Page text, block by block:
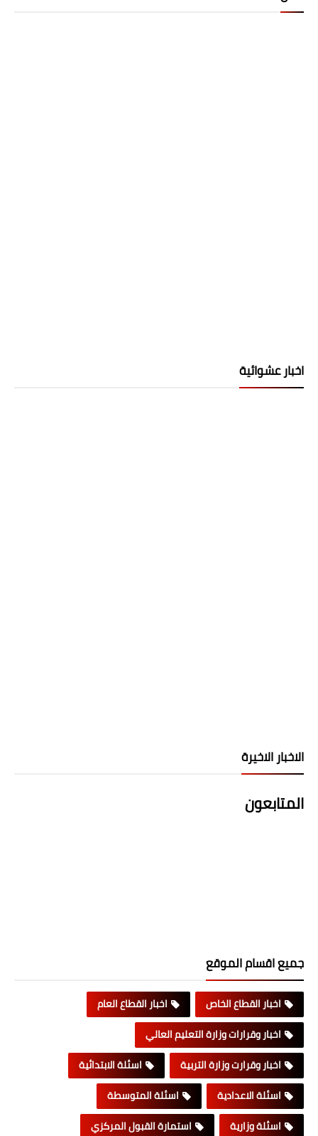
اخبار عشوائية
الاخبار الاخيرة
المتابعون
جميع اقسام الموقع
اخبار القطاع الخاص
اخبار القطاع العام
اخبار وقرارات وزارة التعليم العالي
اخبار وقرارت وزارة التربية
اسئلة الابتدائية
اسئلة الاعدادية
اسئلة المتوسطة
اسئلة وزارية
استمارة القبول المركزي